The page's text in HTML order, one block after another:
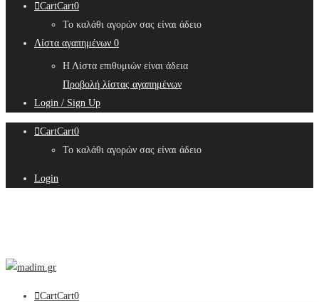
CartCart0
Το καλάθι αγορών σας είναι άδειο
Λίστα αγαπημένων 0
Η Λίστα επιθυμιών είναι άδεια
Προβολή λίστας αγαπημένων
Login / Sign Up
CartCart0
Το καλάθι αγορών σας είναι άδειο
Login
CartCart0